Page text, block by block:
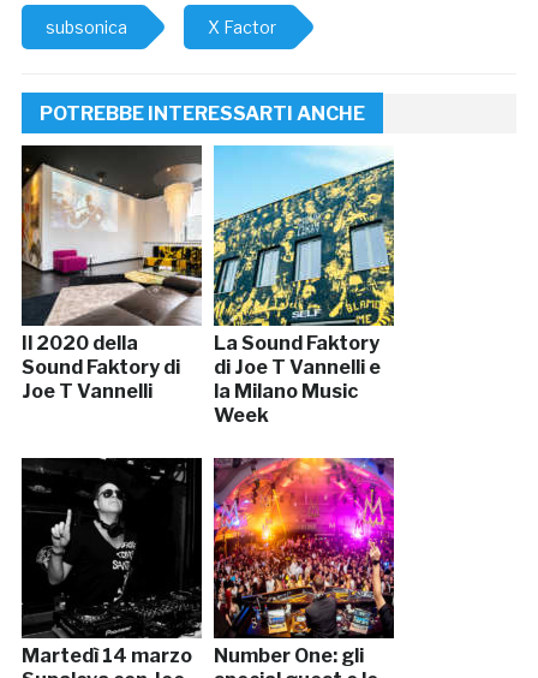
subsonica X Factor
POTREBBE INTERESSARTI ANCHE
Il 2020 della
Sound Faktory di
Joe T Vannelli
La Sound Faktory
di Joe T Vannelli e
la Milano Music
Week
Martedì 14 marzo
Number One: gli